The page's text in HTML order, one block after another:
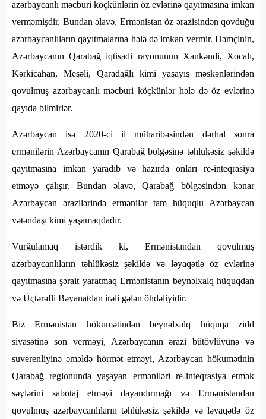
azərbaycanlı məcburi köçkünlərin öz evlərinə qayıtmasına imkan
verməmişdir. Bundan əlavə, Ermənistan öz ərazisindən qovduğu
azərbaycanlıların qayıtmalarına hələ də imkan vermir. Həmçinin,
Azərbaycanın Qarabağ iqtisadi rayonunun Xankəndi, Xocalı,
Kərkicahan, Meşəli, Qaradağlı kimi yaşayış məskənlərindən
qovulmuş azərbaycanlı məcburi köçkünlər hələ də öz evlərinə
qayıda bilmirlər.
Azərbaycan isə 2020-ci il müharibəsindən dərhal sonra
ermənilərin Azərbaycanın Qarabağ bölgəsinə təhlükəsiz şəkildə
qayıtmasına imkan yaradıb və hazırda onları re-inteqrasiya
etməyə çalışır. Bundan əlavə, Qarabağ bölgəsindən kənar
Azərbaycan ərazilərində ermənilər tam hüquqlu Azərbaycan
vətəndaşı kimi yaşamaqdadır.
Vurğulamaq istərdik ki, Ermənistandan qovulmuş
azərbaycanlıların təhlükəsiz şəkildə və ləyaqətlə öz evlərinə
qayıtmasına şərait yaratmaq Ermənistanın beynəlxalq hüquqdan
və Üçtərəfli Bəyanatdan irəli gələn öhdəliyidir.
Biz Ermənistan hökumətindən beynəlxalq hüquqa zidd
siyasətinə son verməyi, Azərbaycanın ərazi bütövlüyünə və
suverenliyinə əməldə hörmət etməyi, Azərbaycan hökumətinin
Qarabağ regionunda yaşayan erməniləri re-inteqrasiya etmək
səylərini sabotaj etməyi dayandırmağı və Ermənistandan
qovulmuş azərbaycanlıların təhlükəsiz şəkildə və ləyaqətlə öz